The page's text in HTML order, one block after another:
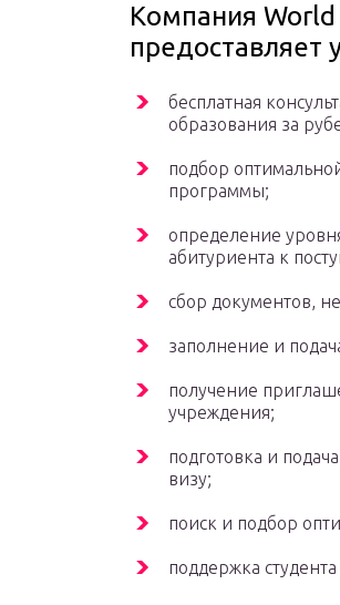
Компания
предоставляет
бесплатная
образования за
подбор
программы;
определение
абитуриента к
сбор документов,
заполнение и
получение
учреждения;
подготовка и
визу;
поиск и подбор
поддержка